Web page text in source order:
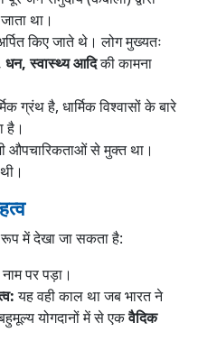
था।
किए जाते थे। लोग मुख्यतः
धन, स्वास्थ्य आदिकी कामना
ग्रंथ है, धार्मिक विश्वासों के बारे
है।
औपचारिकताओं से मुक्त था।
रूप में देखा जा सकता है:
पर पड़ा।
यह वही काल था जब भारत ने
योगदानों में से एकवैदिक